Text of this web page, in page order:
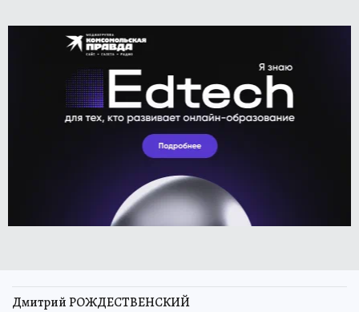
Дмитрий РОЖДЕСТВЕНСКИЙ